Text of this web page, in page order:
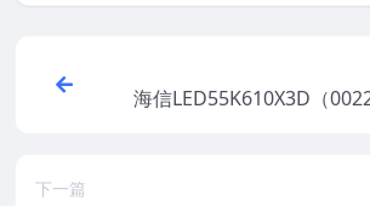
海信LED55K610X3D（
下一篇